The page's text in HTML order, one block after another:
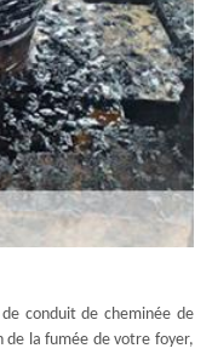
conduit de cheminée de
de la fumée de votre foyer,